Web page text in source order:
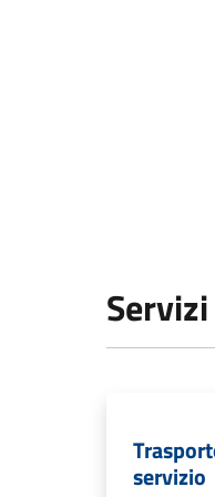
servizio